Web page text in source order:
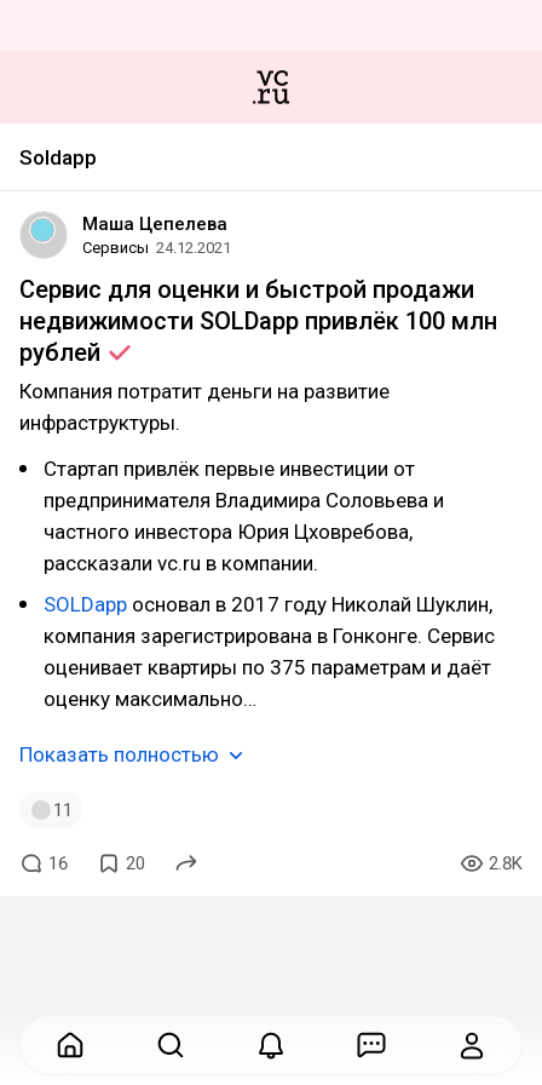
Soldapp
Маша Цепелева
Сервисы 24.12.2021
Сервис для оценки и быстрой продажи
недвижимости SOLDapp привлёк 100 млн
рублей
Компания потратит деньги на развитие
инфраструктуры.
Стартап привлёк первые инвестиции от
предпринимателя Владимира Соловьева и
частного инвестора Юрия Цховребова,
рассказали vc.ru в компании.
SOLDapp основал в 2017 году Николай Шуклин,
компания зарегистрирована в Гонконге. Сервис
оценивает квартиры по 375 параметрам и даёт
оценку максимально…
Показать полностью
11
16 20 2.8K